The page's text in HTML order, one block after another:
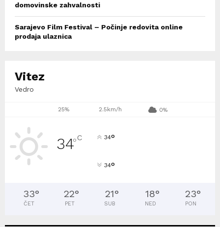
domovinske zahvalnosti
Sarajevo Film Festival – Počinje redovita online
prodaja ulaznica
Vitez
Vedro
25% 2.5km/h 0%
34°C 34°
34°
33°
ČET
22°
PET
21°
SUB
18°
NED
23°
PON